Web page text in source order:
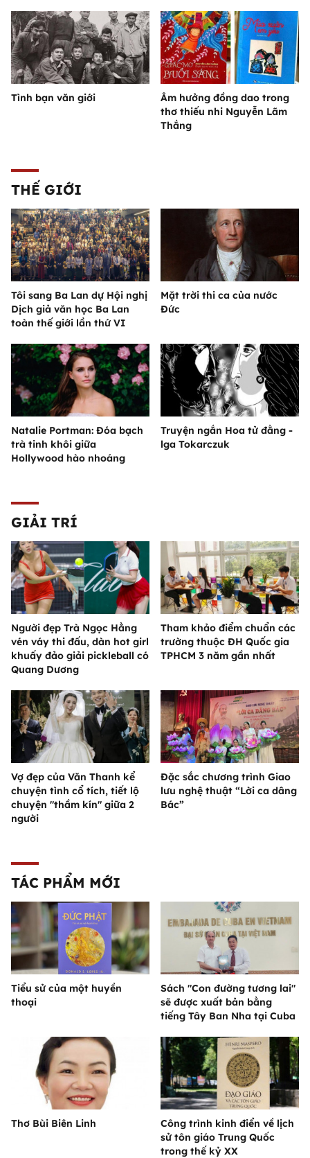
Tình bạn văn giới
Âm hưởng đồng dao trong
thơ thiếu nhi Nguyễn Lãm
Thắng
THẾ GIỚI
Tôi sang Ba Lan dự Hội nghị
Dịch giả văn học Ba Lan
toàn thế giới lần thứ VI
Mặt trời thi ca của nước
Đức
Natalie Portman: Đóa bạch
trà tinh khôi giữa
Hollywood hào nhoáng
Truyện ngắn Hoa tử đằng -
lga Tokarczuk
GIẢI TRÍ
Người đẹp Trà Ngọc Hằng
vén váy thi đấu, dàn hot girl
khuấy đảo giải pickleball có
Quang Dương
Tham khảo điểm chuẩn các
trường thuộc ĐH Quốc gia
TPHCM 3 năm gần nhất
Vợ đẹp của Văn Thanh kể
chuyện tình cổ tích, tiết lộ
chuyện "thầm kín" giữa 2
người
Đặc sắc chương trình Giao
lưu nghệ thuật “Lời ca dâng
Bác”
TÁC PHẨM MỚI
Tiểu sử của một huyền
thoại
Sách "Con đường tương lai"
sẽ được xuất bản bằng
tiếng Tây Ban Nha tại Cuba
Thơ Bùi Biên Linh
Công trình kinh điển về lịch
sử tôn giáo Trung Quốc
trong thế kỷ XX